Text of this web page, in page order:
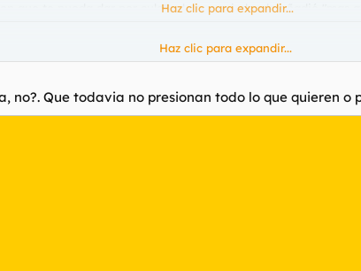
que te pueda dar por culo" a lo que mi abuela añadió "mas
Haz clic para expandir...
Haz clic para expandir...
no?. Que todavia no presionan todo lo que quieren o